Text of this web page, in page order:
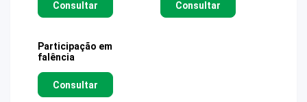
Consultar Consultar
Participação em
falência
Consultar